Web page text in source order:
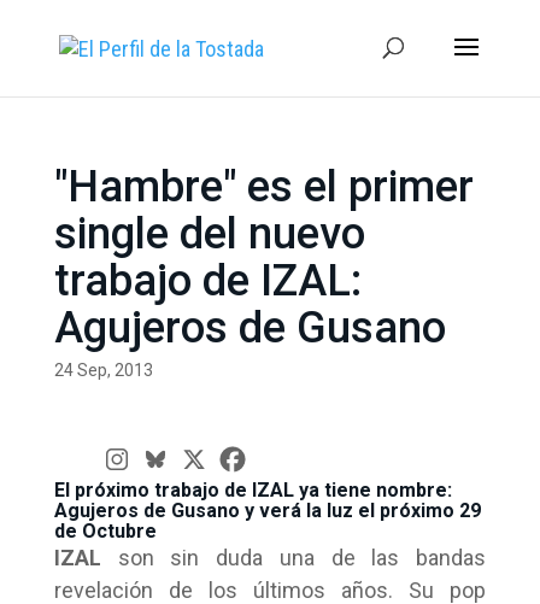
"Hambre" es el primer
single del nuevo
trabajo de IZAL:
Agujeros de Gusano
24 Sep, 2013
El próximo trabajo de IZAL ya tiene nombre:
Agujeros de Gusano y verá la luz el próximo 29
de Octubre
IZAL son sin duda una de las bandas
revelación de los últimos años. Su pop